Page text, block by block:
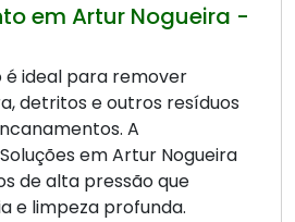
em Artur Nogueira -
ideal para remover
detritos e outros resíduos
A
em Artur Nogueira
de alta pressão que
e limpeza profunda.